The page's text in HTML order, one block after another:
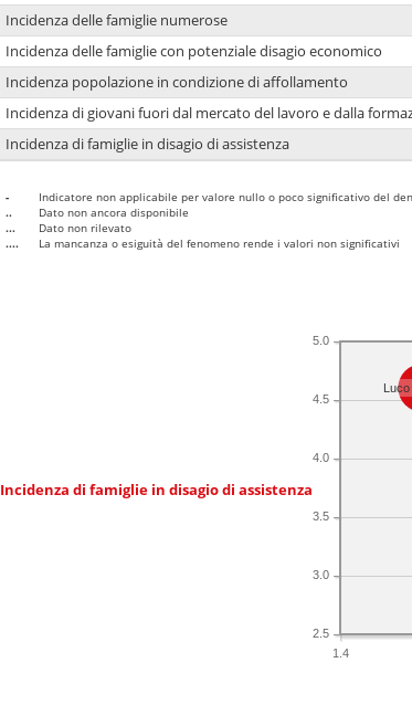
Incidenza delle famiglie numerose
Incidenza delle famiglie con potenziale disagio economico
Incidenza popolazione in condizione di affollamento
Incidenza di giovani fuori dal mercato del lavoro e dalla
Incidenza di famiglie in disagio di assistenza
-
Indicatore non applicabile per valore nullo o poco significativo del
..
Dato non ancora disponibile
...
Dato non rilevato
....
La mancanza o esiguità del fenomeno rende i valori non significativi
Incidenza di famiglie in disagio di assistenza
1.4
2.5
3.0
3.5
4.0
4.5
5.0